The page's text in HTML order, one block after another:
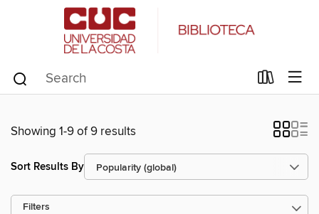
Showing 1-9 of 9 results
Sort Results By
Filters